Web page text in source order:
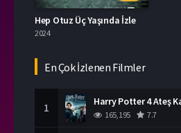
Hep Otuz Üç Yaşında İzle
2024
En Çok İzlenen Filmler
1 Harry Potter 4 Ateş
165,195 7.7